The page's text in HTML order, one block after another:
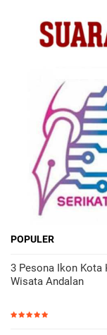
POPULER
3 Pesona Ikon Kota
Wisata Andalan